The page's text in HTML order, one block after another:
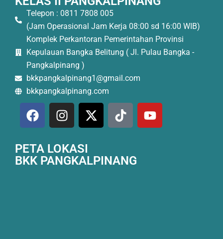
Telepon : 0811 7808 005
(Jam Operasional Jam Kerja 08:00 sd 16:00 WIB)
Komplek Perkantoran Pemerintahan Provinsi
Kepulauan Bangka Belitung ( Jl. Pulau Bangka -
Pangkalpinang )
bkkpangkalpinang1@gmail.com
bkkpangkalpinang.com
PETA LOKASI
BKK PANGKALPINANG